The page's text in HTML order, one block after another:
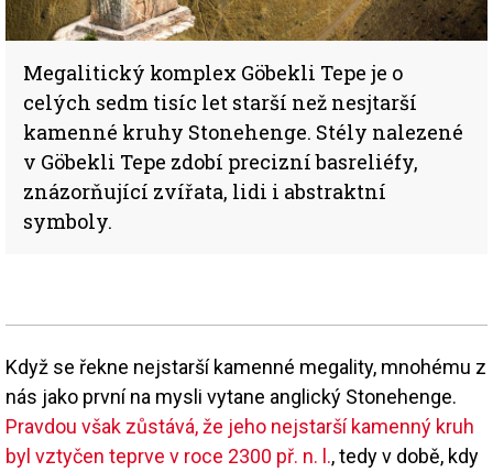
Megalitický komplex Göbekli Tepe je o
celých sedm tisíc let starší než nesjtarší
kamenné kruhy Stonehenge. Stély nalezené
v Göbekli Tepe zdobí precizní basreliéfy,
znázorňující zvířata, lidi i abstraktní
symboly.
Když se řekne nejstarší kamenné megality, mnohému z
nás jako první na mysli vytane anglický Stonehenge.
Pravdou však zůstává, že jeho nejstarší kamenný kruh
byl vztyčen teprve v roce 2300 př. n. l., tedy v době, kdy